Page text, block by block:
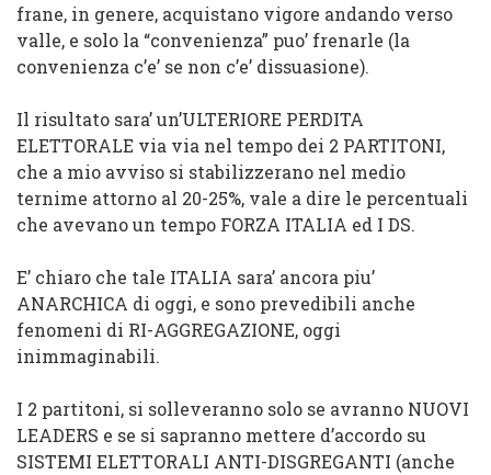
frane, in genere, acquistano vigore andando verso
valle, e solo la “convenienza” puo’ frenarle (la
convenienza c’e’ se non c’e’ dissuasione).
Il risultato sara’ un’ULTERIORE PERDITA
ELETTORALE via via nel tempo dei 2 PARTITONI,
che a mio avviso si stabilizzerano nel medio
ternime attorno al 20-25%, vale a dire le percentuali
che avevano un tempo FORZA ITALIA ed I DS.
E’ chiaro che tale ITALIA sara’ ancora piu’
ANARCHICA di oggi, e sono prevedibili anche
fenomeni di RI-AGGREGAZIONE, oggi
inimmaginabili.
I 2 partitoni, si solleveranno solo se avranno NUOVI
LEADERS e se si sapranno mettere d’accordo su
SISTEMI ELETTORALI ANTI-DISGREGANTI (anche